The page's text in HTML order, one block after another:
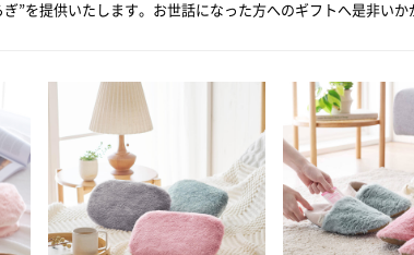
”を提供いたします。お世話になった方へのギフトへ是非いか